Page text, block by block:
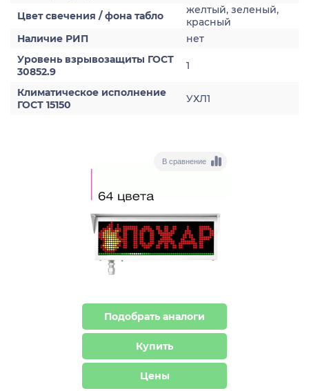
Цвет свечения / фона табло
желтый, зеленый,
красный
Наличие РИП
нет
Уровень взрывозащиты ГОСТ
30852.9
1
Климатическое исполнение
ГОСТ 15150
УХЛ1
В сравнение
Подобрать аналоги
Купить
Цены